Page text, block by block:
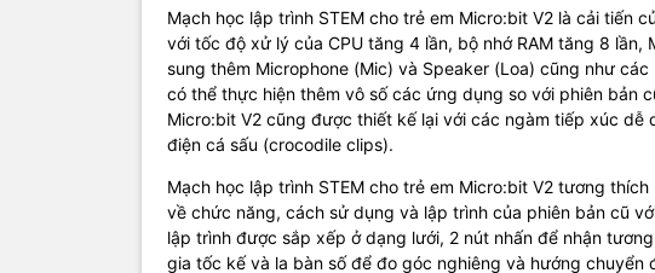
Mạch học lập trình STEM cho trẻ em Micro:bit V2 là cải tiến
với tốc độ xử lý của CPU tăng 4 lần, bộ nhớ RAM tăng 8 lần,
sung thêm Microphone (Mic) và Speaker (Loa) cũng như
có thể thực hiện thêm vô số các ứng dụng so với phiên bản
Micro:bit V2 cũng được thiết kế lại với các ngàm tiếp xúc dễ
điện cá sấu (crocodile clips).
Mạch học lập trình STEM cho trẻ em Micro:bit V2 tương thích
về chức năng, cách sử dụng và lập trình của phiên bản cũ
lập trình được sắp xếp ở dạng lưới, 2 nút nhấn để nhận
gia tốc kế và la bàn số để đo góc nghiêng và hướng chuyển
512KB Flash storage on
128KB RAM MEMS
Microphone with LED
5x5 LED matrix display
Touch sensitive logo
Sleep/off mode for
Up to 200mA of current
Bluetooth 5.0 radio
Notched edge connector